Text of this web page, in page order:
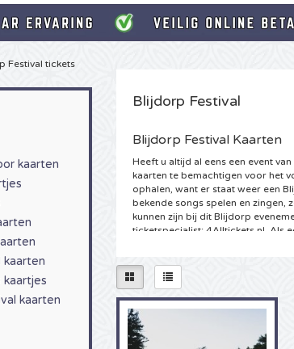
Festival tickets
kaarten
kaarten
kaartjes
kaarten
Blijdorp Festival
Blijdorp Festival Kaarten
Heeft u altijd al eens een event
kaarten te bemachtigen voor het
ophalen, want er staat weer een
bekende songs spelen en zingen,
kunnen zijn bij dit Blijdorp
ticketspecialist: 4Alltickets.nl. Als
Tickets Blijdorp Rotterdam
U heeft dé ticketwebsite van het
4Alltickets aan het juiste adres!
evenementen. Wij hebben goed
dit jaar! U kunt een van deze